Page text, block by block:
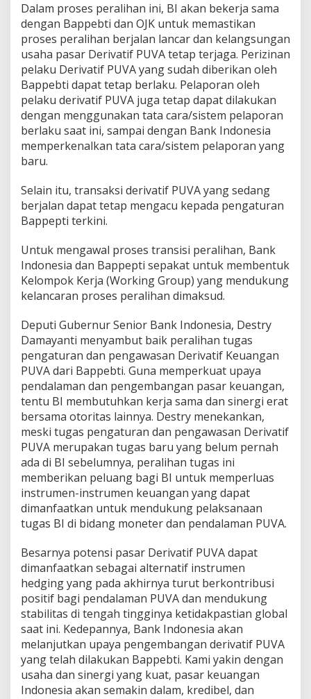
Dalam proses peralihan ini, BI akan bekerja sama
dengan Bappebti dan OJK untuk memastikan
proses peralihan berjalan lancar dan kelangsungan
usaha pasar Derivatif PUVA tetap terjaga. Perizinan
pelaku Derivatif PUVA yang sudah diberikan oleh
Bappebti dapat tetap berlaku. Pelaporan oleh
pelaku derivatif PUVA juga tetap dapat dilakukan
dengan menggunakan tata cara/sistem pelaporan
berlaku saat ini, sampai dengan Bank Indonesia
memperkenalkan tata cara/sistem pelaporan yang
baru.
Selain itu, transaksi derivatif PUVA yang sedang
berjalan dapat tetap mengacu kepada pengaturan
Bappepti terkini.
Untuk mengawal proses transisi peralihan, Bank
Indonesia dan Bappepti sepakat untuk membentuk
Kelompok Kerja (Working Group) yang mendukung
kelancaran proses peralihan dimaksud.
Deputi Gubernur Senior Bank Indonesia, Destry
Damayanti menyambut baik peralihan tugas
pengaturan dan pengawasan Derivatif Keuangan
PUVA dari Bappebti. Guna memperkuat upaya
pendalaman dan pengembangan pasar keuangan,
tentu BI membutuhkan kerja sama dan sinergi erat
bersama otoritas lainnya. Destry menekankan,
meski tugas pengaturan dan pengawasan Derivatif
PUVA merupakan tugas baru yang belum pernah
ada di BI sebelumnya, peralihan tugas ini
memberikan peluang bagi BI untuk memperluas
instrumen-instrumen keuangan yang dapat
dimanfaatkan untuk mendukung pelaksanaan
tugas BI di bidang moneter dan pendalaman PUVA.
Besarnya potensi pasar Derivatif PUVA dapat
dimanfaatkan sebagai alternatif instrumen
hedging yang pada akhirnya turut berkontribusi
positif bagi pendalaman PUVA dan mendukung
stabilitas di tengah tingginya ketidakpastian global
saat ini. Kedepannya, Bank Indonesia akan
melanjutkan upaya pengembangan derivatif PUVA
yang telah dilakukan Bappebti. Kami yakin dengan
usaha dan sinergi yang kuat, pasar keuangan
Indonesia akan semakin dalam, kredibel, dan